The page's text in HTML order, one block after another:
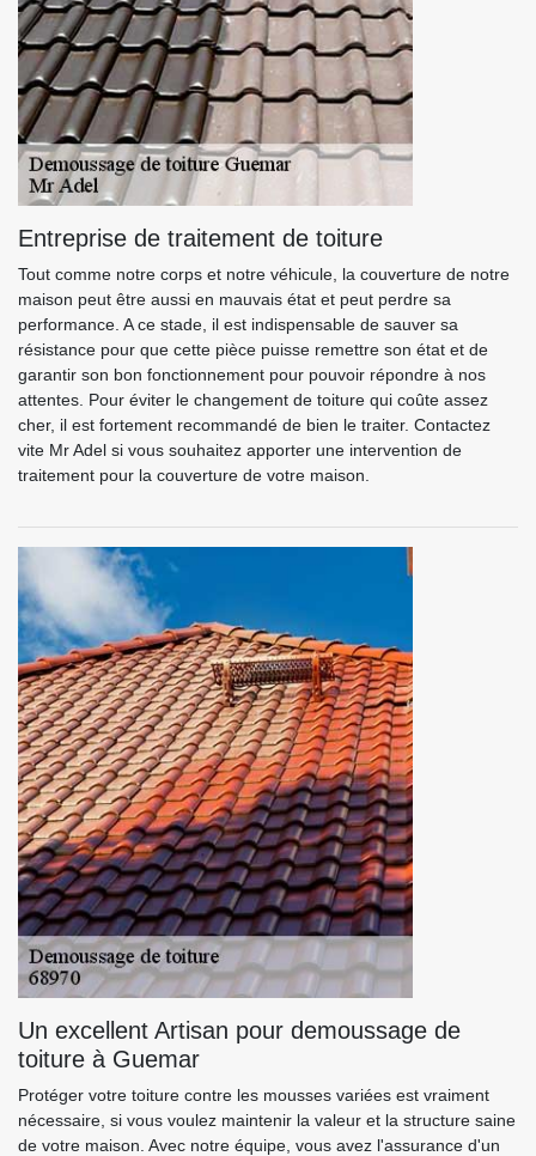
Entreprise de traitement de toiture
Tout comme notre corps et notre véhicule, la couverture de notre
maison peut être aussi en mauvais état et peut perdre sa
performance. A ce stade, il est indispensable de sauver sa
résistance pour que cette pièce puisse remettre son état et de
garantir son bon fonctionnement pour pouvoir répondre à nos
attentes. Pour éviter le changement de toiture qui coûte assez
cher, il est fortement recommandé de bien le traiter. Contactez
vite Mr Adel si vous souhaitez apporter une intervention de
traitement pour la couverture de votre maison.
Un excellent Artisan pour demoussage de
toiture à Guemar
Protéger votre toiture contre les mousses variées est vraiment
nécessaire, si vous voulez maintenir la valeur et la structure saine
de votre maison. Avec notre équipe, vous avez l'assurance d'un